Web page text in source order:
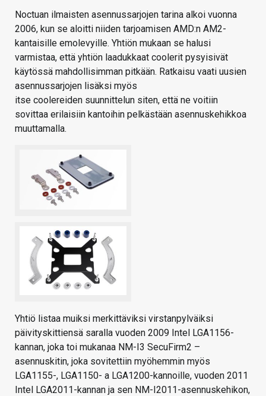
Noctuan ilmaisten asennussarjojen tarina alkoi vuonna
2006, kun se aloitti niiden tarjoamisen AMD:n AM2-
kantaisille emolevyille. Yhtiön mukaan se halusi
varmistaa, että yhtiön laadukkaat coolerit pysyisivät
käytössä mahdollisimman pitkään. Ratkaisu vaati uusien
asennussarjojen lisäksi myös
itse coolereiden suunnittelun siten, että ne voitiin
sovittaa erilaisiin kantoihin pelkästään asennuskehikkoa
muuttamalla.
Yhtiö listaa muiksi merkittäviksi virstanpylväiksi
päivityskittiensä saralla vuoden 2009 Intel LGA1156-
kannan, joka toi mukanaa NM-I3 SecuFirm2 –
asennuskitin, joka sovitettiin myöhemmin myös
LGA1155-, LGA1150- a LGA1200-kannoille, vuoden 2011
Intel LGA2011-kannan ja sen NM-I2011-asennuskehikon,